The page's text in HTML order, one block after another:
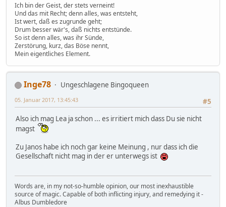
Ich bin der Geist, der stets verneint!
Und das mit Recht; denn alles, was entsteht,
Ist wert, daß es zugrunde geht;
Drum besser wär's, daß nichts entstünde.
So ist denn alles, was ihr Sünde,
Zerstörung, kurz, das Böse nennt,
Mein eigentliches Element.
Inge78
Ungeschlagene Bingoqueen
#5
05. Januar 2017, 13:45:43
Also ich mag Lea ja schon ... es irritiert mich dass Du sie nicht
magst
Zu Janos habe ich noch gar keine Meinung , nur dass ich die
Gesellschaft nicht mag in der er unterwegs ist
Words are, in my not-so-humble opinion, our most inexhaustible
source of magic. Capable of both inflicting injury, and remedying it -
Albus Dumbledore